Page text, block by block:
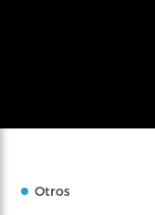
Otros